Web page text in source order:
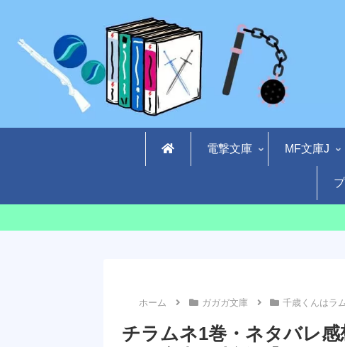
電撃文庫 MF文庫J
ホーム ガガガ文庫 千歳くんはラ
チラムネ1巻・ネタバレ感